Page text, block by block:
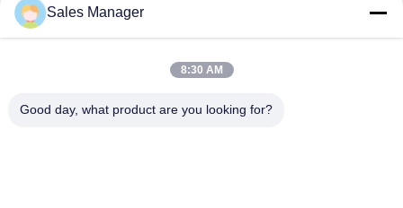
Governo asciutto del Governo di stoccaggio controllato di
umidità con la pittura resistente del graffio a resina
epossidica
Operazione facile del Governo del bordo del PWB del LED del
Sales Manager
8:30 AM
Good day, what product are you looking for?